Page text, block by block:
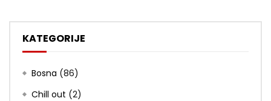
KATEGORIJE
Bosna (86)
Chill out (2)